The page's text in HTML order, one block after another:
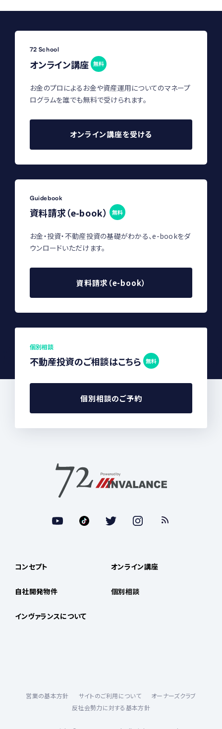
72 School
オンライン講座 無料
お金のプロによるお金や資産運用についてのマネープ
ログラムを誰でも無料で受けられます。
オンライン講座を受ける
Guidebook
資料請求（e-book） 無料
お金・投資・不動産投資の基礎がわかる、e-bookをダ
ウンロードいただけます。
資料請求（e-book）
個別相談
不動産投資のご相談はこちら 無料
個別相談のご予約
コンセプト
自社開発物件
インヴァランスについて
オンライン講座
個別相談
営業の基本方針 サイトのご利用について
オーナーズクラブ
反社会勢力に対する基本方針